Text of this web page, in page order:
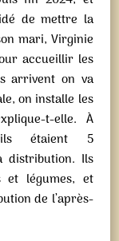
de mettre la
mari, Virginie
accueillir les
arrivent on va
on installe les
t-elle. À
étaient 5
distribution. Ils
légumes, et
de l’après-